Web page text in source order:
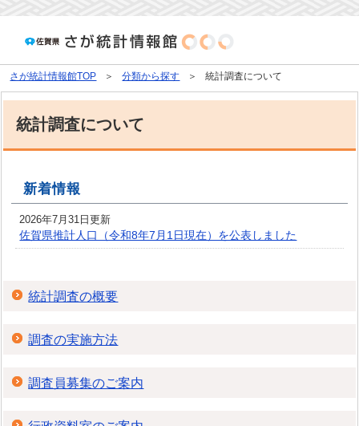
さが統計情報館TOP 分類から探す 統計調査について
統計調査について
新着情報
2026年7月31日更新
佐賀県推計人口（令和8年7月1日現在）を公表しました
統計調査の概要
調査の実施方法
調査員募集のご案内